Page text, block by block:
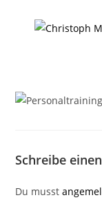
Schreibe
Du musst